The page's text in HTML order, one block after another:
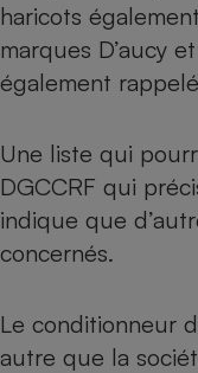
haricots
marques D’aucy et
également
Une liste qui
DGCCRF qui
indique que
concernés.
Le conditionneur
autre que la